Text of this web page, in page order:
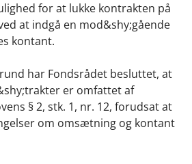
for at lukke kontrakten på
at indgå en mod&shy;gående
kontant.
har Fondsrådet besluttet, at
er omfattet af
§ 2, stk. 1, nr. 12, forudsat at
om omsætning og kontant